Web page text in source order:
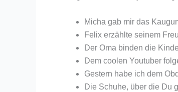
Micha gab mir das
Felix erzählte seinem
Der Oma binden die
Dem coolen Youtuber
Gestern habe ich dem
Die Schuhe, über die Du